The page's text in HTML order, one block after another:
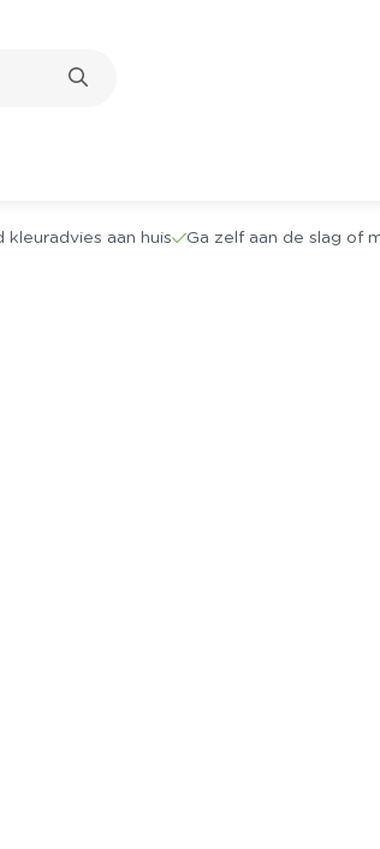
kleuradvies aan huis Ga zelf aan de slag of